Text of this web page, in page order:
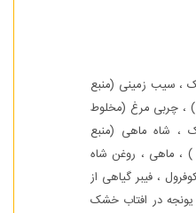
، سیب زمینی (منبع
) ، چربی مرغ (مخلوط
، شاه ماهی (منبع
) ، ماهی ، روغن شاه
، فیبر گیاهی از
یونجه در افتاب خشک